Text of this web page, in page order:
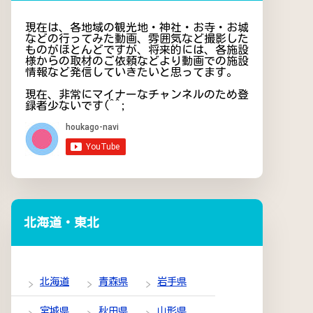
現在は、各地域の観光地・神社・お寺・お城
などの行ってみた動画、雰囲気など撮影した
ものがほとんどですが、将来的には、各施設
様からの取材のご依頼などより動画での施設
情報など発信していきたいと思ってます。
現在、非常にマイナーなチャンネルのため登
録者少ないです(^^;
北海道・東北
北海道 青森県 岩手県
宮城県 秋田県 山形県